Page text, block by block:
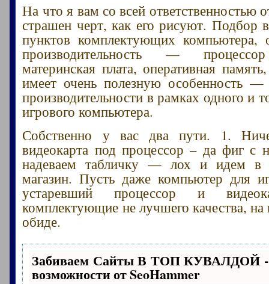
На что я вам со всей ответственностью
страшен черт, как его рисуют. Подбор
пунктов комплектующих компьютера,
производительность —
материнская плата, оперативная
имеет очень полезную особенность
производительности в рамках одного и
игрового компьютера.
Собственно у вас два пути. 1.
видеокарта под процессор – да фиг с
надеваем табличку — лох и идем в
магазин. Пусть даже компьютер для
устаревший процессор и
комплектующие не лучшего качества, на
обиде.
Забиваем Сайты В ТОП КУВАЛДОЙ -
возможности от SeoHammer